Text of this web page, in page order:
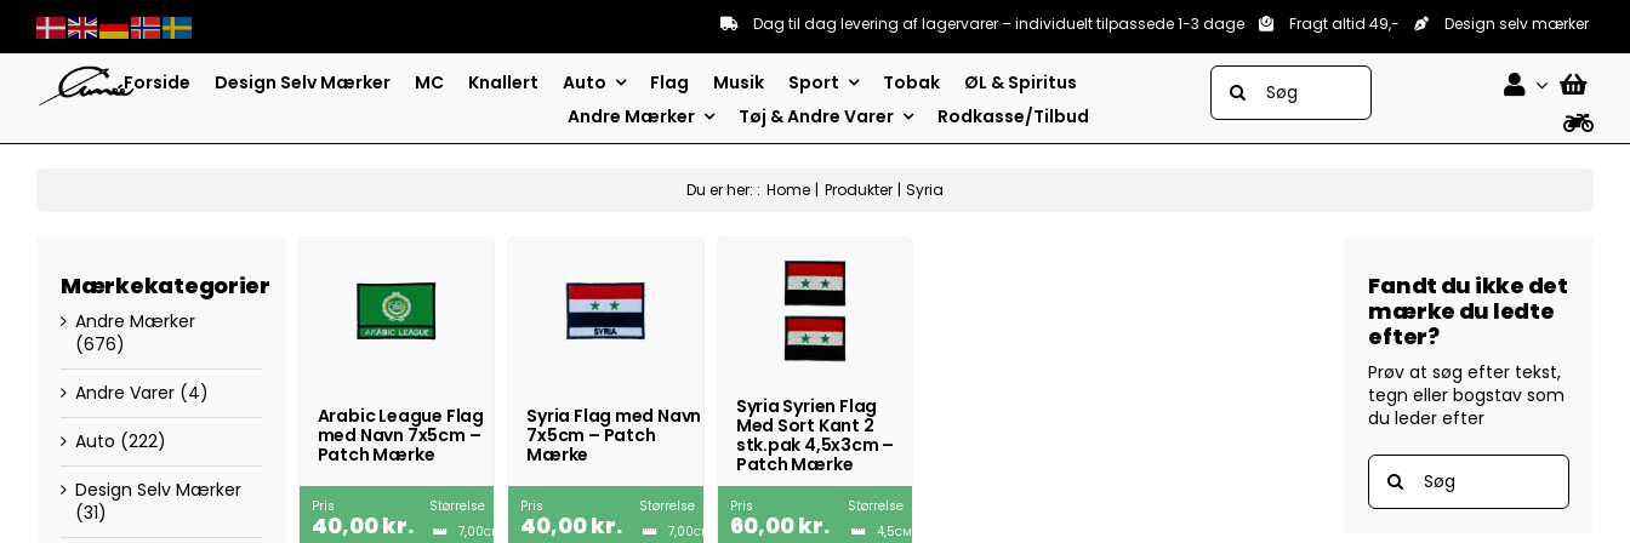
content
Dag til dag levering af lagervarer – individuelt tilpassede 1-3 dage Fragt altid 49,- Design selv mærker
Forside Design Selv Mærker MC Knallert Auto Flag Musik Sport Tobak
ØL & Spiritus
Andre Mærker
Tøj & Andre Varer Rodkasse/Tilbud
Søg
efter:
Du er her: : Home Produkter Syria
Mærkekategorier
Andre Mærker
(676)
Andre Varer (4)
Auto (222)
Design Selv Mærker
(31)
Arabic League Flag
med Navn 7x5cm –
Patch Mærke
Pris
40,00kr.
Størrelse
7,00CM
Syria Flag med Navn
7x5cm – Patch
Mærke
Pris
40,00kr.
Størrelse
7,00CM
Syria Syrien Flag
Med Sort Kant 2
stk.pak 4,5x3cm –
Patch Mærke
Pris
60,00kr.
Størrelse
4,5CM
Fandt du ikke det
mærke du ledte
efter?
Prøv at søg efter tekst,
tegn eller bogstav som
du leder efter
Søg
efter: